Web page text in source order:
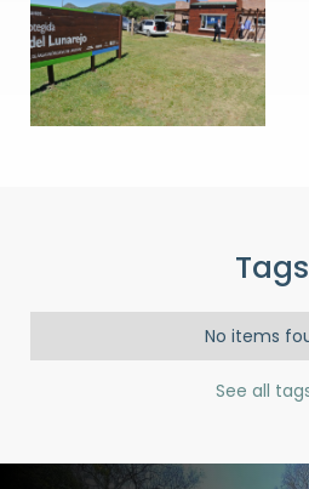
Tags
No items
See all